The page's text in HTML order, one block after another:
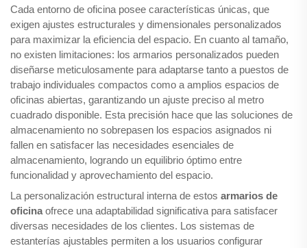
Cada entorno de oficina posee características únicas, que
exigen ajustes estructurales y dimensionales personalizados
para maximizar la eficiencia del espacio. En cuanto al tamaño,
no existen limitaciones: los armarios personalizados pueden
diseñarse meticulosamente para adaptarse tanto a puestos de
trabajo individuales compactos como a amplios espacios de
oficinas abiertas, garantizando un ajuste preciso al metro
cuadrado disponible. Esta precisión hace que las soluciones de
almacenamiento no sobrepasen los espacios asignados ni
fallen en satisfacer las necesidades esenciales de
almacenamiento, logrando un equilibrio óptimo entre
funcionalidad y aprovechamiento del espacio.
La personalización estructural interna de estos armarios de
oficina ofrece una adaptabilidad significativa para satisfacer
diversas necesidades de los clientes. Los sistemas de
estanterías ajustables permiten a los usuarios configurar